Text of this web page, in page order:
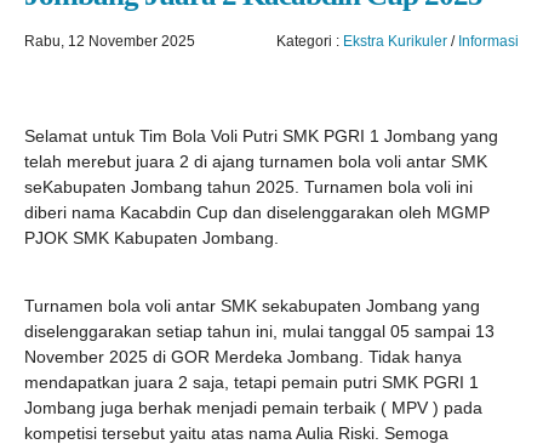
Rabu, 12 November 2025 Kategori : Ekstra Kurikuler / Informasi
Selamat untuk Tim Bola Voli Putri SMK PGRI 1 Jombang yang
telah merebut juara 2 di ajang turnamen bola voli antar SMK
seKabupaten Jombang tahun 2025. Turnamen bola voli ini
diberi nama Kacabdin Cup dan diselenggarakan oleh MGMP
PJOK SMK Kabupaten Jombang.
Turnamen bola voli antar SMK sekabupaten Jombang yang
diselenggarakan setiap tahun ini, mulai tanggal 05 sampai 13
November 2025 di GOR Merdeka Jombang. Tidak hanya
mendapatkan juara 2 saja, tetapi pemain putri SMK PGRI 1
Jombang juga berhak menjadi pemain terbaik ( MPV ) pada
kompetisi tersebut yaitu atas nama Aulia Riski. Semoga